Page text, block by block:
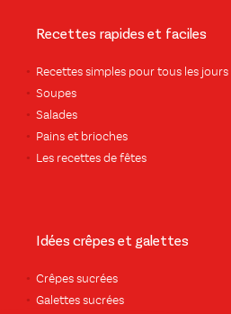
Recettes rapides et faciles
Recettes simples pour tous les jours
Soupes
Salades
Pains et brioches
Les recettes de fêtes
Idées crêpes et galettes
Crêpes sucrées
Galettes sucrées